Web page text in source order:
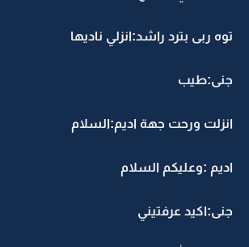
توه ربى بترد راشد:انزلي ناديها
جنى:طيب
انزلت ورحت جهة اديم:السلام
اديم :وعليكم السلام
جنى:اكيد عرفتيني